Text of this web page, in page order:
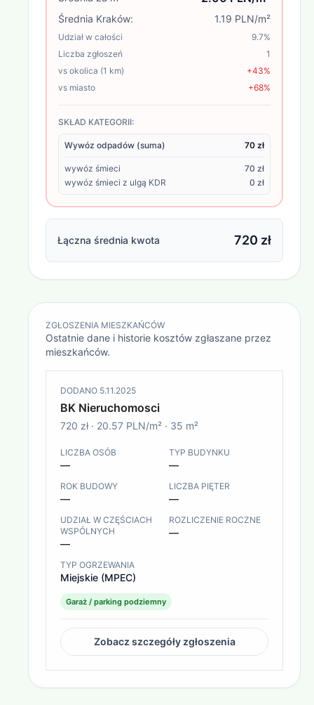
Średnia Kraków: 1.19 PLN/m²
Udział w całości 9.7%
Liczba zgłoszeń
1
vs okolica (1 km)
+43%
vs miasto
+68%
SKŁAD KATEGORII:
Wywóz odpadów (suma) 70 zł
wywóz śmieci
70 zł
wywóz śmieci z ulgą KDR
0 zł
Łączna średnia kwota 720 zł
ZGŁOSZENIA MIESZKAŃCÓW
Ostatnie dane i historie kosztów zgłaszane przez
mieszkańców.
DODANO 5.11.2025
BK Nieruchomosci
720 zł· 20.57 PLN/m² · 35 m²
LICZBA OSÓB
—
TYP BUDYNKU
—
ROK BUDOWY
—
LICZBA PIĘTER
—
UDZIAŁ W CZĘŚCIACH
WSPÓLNYCH
—
ROZLICZENIE ROCZNE
—
TYP OGRZEWANIA
Miejskie (MPEC)
Garaż / parking podziemny
Zobacz szczegóły zgłoszenia